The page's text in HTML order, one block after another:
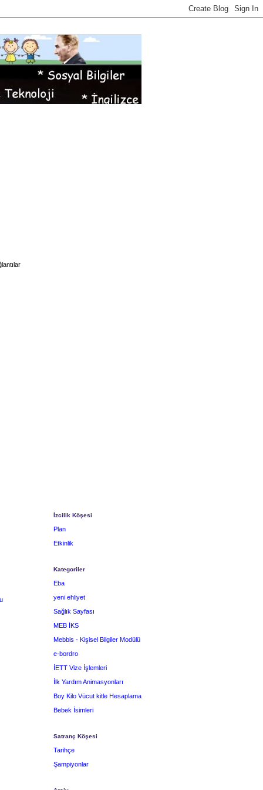
İzcilik Köşesi
Plan
Etkinlik
Kategoriler
Eba
yeni ehliyet
Sağlık Sayfası
MEB İKS
Mebbis - Kişisel Bilgiler Modülü
e-bordro
İETT Vize İşlemleri
İlk Yardım Animasyonları
Boy Kilo Vücut kitle Hesaplama
Bebek İsimleri
Satranç Köşesi
Tarihçe
Şampiyonlar